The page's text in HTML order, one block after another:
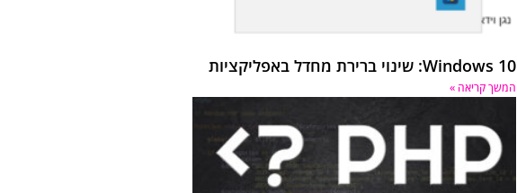
Windows 10: שינוי ברירת מחדל באפליקציות
המשך קריאה »